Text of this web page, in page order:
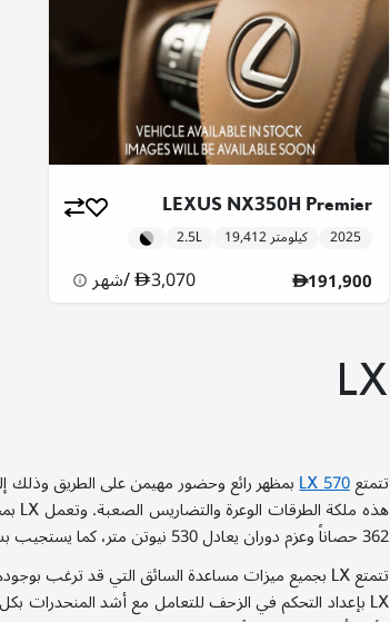
LEXUS NX350H Premier
2025 19,412 كيلومتر 2.5L
191,900
3,070
/شهر
LX
تتمتعLX 570بمظهر رائع وحضور مهيمن على الطريق وذلك
هذه ملكة الطرقات الوعرة والتضاريس الصعبة. وتعملLX
362حصاناً وعزم دوران يعادل530نيوتن متر، كما يستجيب
تتمتعLXبجميع ميزات مساعدة السائق التي قد ترغب
LXبإعداد التحكم في الزحف للتعامل مع أشد المنحدرات